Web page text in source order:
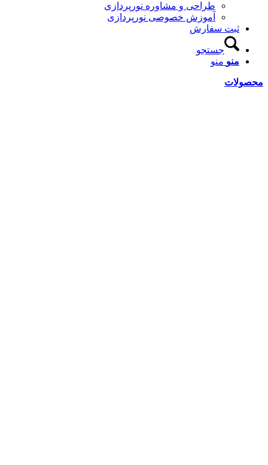
طراحی و مشاوره نورپردازی
آموزش خصوصی نورپردازی
ثبت سفارش
جستجو
منو منو
محصولات